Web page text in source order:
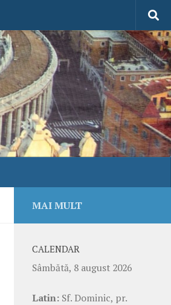
MAI MULT
CALENDAR
Sâmbătă, 8 august 2026
Latin: Sf. Dominic, pr.